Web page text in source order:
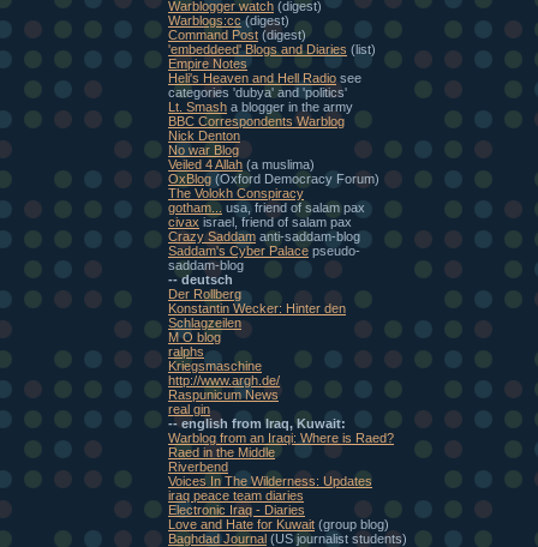
Warblogger watch (digest)
Warblogs:cc (digest)
Command Post (digest)
'embeddeed' Blogs and Diaries (list)
Empire Notes
Heli's Heaven and Hell Radio see
categories 'dubya' and 'politics'
Lt. Smash a blogger in the army
BBC Correspondents Warblog
Nick Denton
No war Blog
Veiled 4 Allah (a muslima)
OxBlog (Oxford Democracy Forum)
The Volokh Conspiracy
gotham...
usa, friend of salam pax
civax israel, friend of salam pax
Crazy Saddam anti-saddam-blog
Saddam's Cyber Palace pseudo-
saddam-blog
-- deutsch
Der Rollberg
Konstantin Wecker: Hinter den
Schlagzeilen
M O blog
ralphs
Kriegsmaschine
http://www.argh.de/
Raspunicum News
real gin
-- english from Iraq, Kuwait:
Warblog from an Iraqi: Where is Raed?
Raed in the Middle
Riverbend
Voices In The Wilderness: Updates
iraq peace team diaries
Electronic Iraq - Diaries
Love and Hate for Kuwait (group blog)
Baghdad Journal (US journalist students)